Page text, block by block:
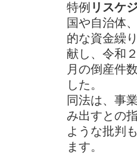
特例 リスケ
国や自治体
的な資金繰
献し、令和
月の倒産件
した。
同法は、事
み出すとの
ような批判
ます。